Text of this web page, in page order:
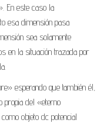
En este caso la
esa dimensión pasa
sea solamente
en la situación trazada por
esperando que también él,
propia del «eterno
objeto dc potencial